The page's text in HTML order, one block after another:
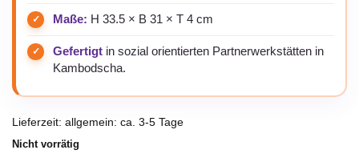
Maße: H 33.5 × B 31 × T 4 cm
Gefertigt in sozial orientierten Partnerwerkstätten in
Kambodscha.
Lieferzeit: allgemein: ca. 3-5 Tage
Nicht vorrätig